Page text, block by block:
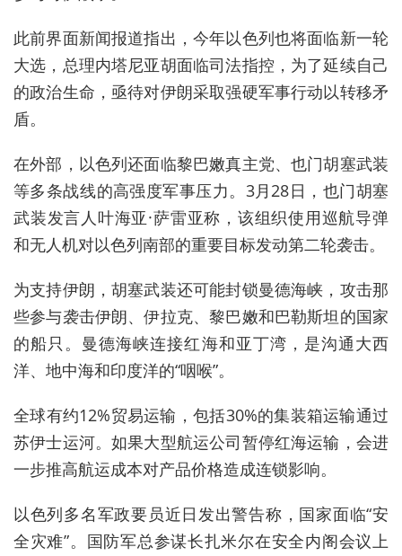
此前界面新闻报道指出，今年以色列也将面临新一轮
大选，总理内塔尼亚胡面临司法指控，为了延续自己
的政治生命，亟待对伊朗采取强硬军事行动以转移矛
盾。
在外部，以色列还面临‌黎巴嫩真主党、也门胡塞武装
等多条战线‌的高强度军事压力。3月28日， 也门胡塞
武装发言人叶海亚·萨雷亚称，该组织使用巡航导弹
和无人机对以色列南部的重要目标发动第二轮袭击。
为支持伊朗，胡塞武装还可能封锁曼德海峡，攻击那
些参与袭击伊朗、伊拉克、黎巴嫩和巴勒斯坦的国家
的船只。曼德海峡连接红海和亚丁湾，是沟通大西
洋、地中海和印度洋的“咽喉”。
全球有约12%贸易运输，包括30%的集装箱运输通过
苏伊士运河。如果大型航运公司暂停红海运输，会进
一步推高航运成本对产品价格造成连锁影响。
以色列多名军政要员近日发出警告称，国家面临“安
全灾难”。国防军总参谋长扎米尔在安全内阁会议上